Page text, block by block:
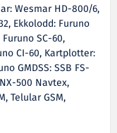
Wesmar HD-800/6,
Ekkolodd: Furuno
SC-60,
CI-60, Kartplotter:
GMDSS: SSB FS-
500 Navtex,
Telular GSM,